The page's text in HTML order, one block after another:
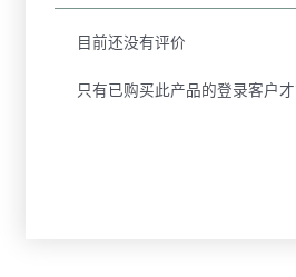
目前还没有评价
只有已购买此产品的登录客户才